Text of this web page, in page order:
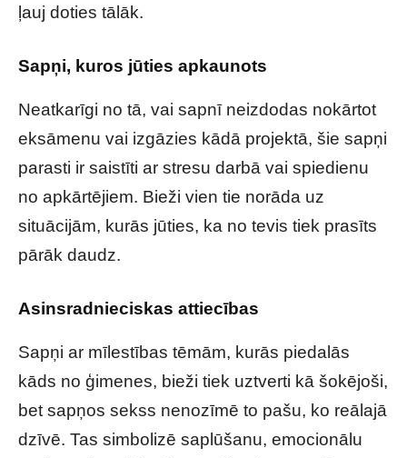
ļauj doties tālāk.
Sapņi, kuros jūties apkaunots
Neatkarīgi no tā, vai sapnī neizdodas nokārtot
eksāmenu vai izgāzies kādā projektā, šie sapņi
parasti ir saistīti ar stresu darbā vai spiedienu
no apkārtējiem. Bieži vien tie norāda uz
situācijām, kurās jūties, ka no tevis tiek prasīts
pārāk daudz.
Asinsradnieciskas attiecības
Sapņi ar mīlestības tēmām, kurās piedalās
kāds no ģimenes, bieži tiek uztverti kā šokējoši,
bet sapņos sekss nenozīmē to pašu, ko reālajā
dzīvē. Tas simbolizē saplūšanu, emocionālu